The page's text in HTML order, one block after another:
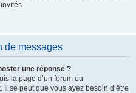
de messages
une réponse ?
la page d’un forum ou
se peut que vous ayez besoin d’être